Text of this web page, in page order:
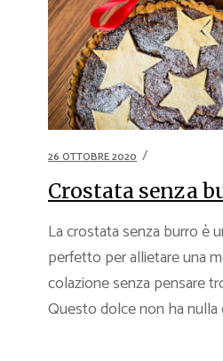
26 OTTOBRE 2020
Crostata senza
La crostata senza burro è
perfetto per allietare una
colazione senza pensare
Questo dolce non ha nulla